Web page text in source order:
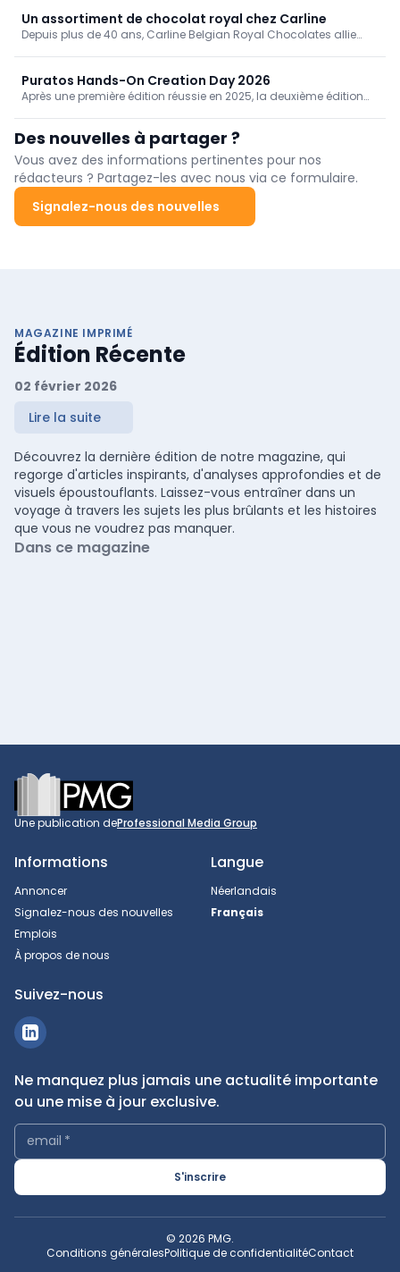
mi-juin. L'adresse du jour était la brasserie Lindemans, dont le
lambic est lui aussi très ancré dans la région.
Un assortiment de chocolat royal chez Carline
Depuis plus de 40 ans, Carline Belgian Royal Chocolates allie
matières premières pour sa vaste gamme de produits en
chocolat. Dans l'atelier de production, cette exigence de qualité
se traduit par un parc de machines à la pointe de la technologie.
Puratos Hands-On Creation Day 2026
Après une première édition réussie en 2025, la deuxième édition
les chocolatiers, en binômes, ont relevé les défis de création de
pralines en utilisant le contenu de 'boîtes mystère'. Matty Van
Caeseele, expert chocolat, leur a apporté son expertise et ses
conseils.
Des nouvelles à partager ?
Vous avez des informations pertinentes pour nos
rédacteurs ? Partagez-les avec nous via ce formulaire.
Signalez-nous des nouvelles
MAGAZINE IMPRIMÉ
Édition Récente
02 février 2026
Lire la suite
Découvrez la dernière édition de notre magazine, qui
regorge d'articles inspirants, d'analyses approfondies et de
visuels époustouflants. Laissez-vous entraîner dans un
voyage à travers les sujets les plus brûlants et les histoires
que vous ne voudrez pas manquer.
Dans ce magazine
Footer
Une publication deProfessional Media Group
Informations
Annoncer
Signalez-nous des nouvelles
Emplois
À propos de nous
Langue
Néerlandais
Français
Suivez-nous
Ne manquez plus jamais une actualité importante
ou une mise à jour exclusive.
email *
S'inscrire
© 2026 PMG.
Conditions généralesPolitique de confidentialitéContact